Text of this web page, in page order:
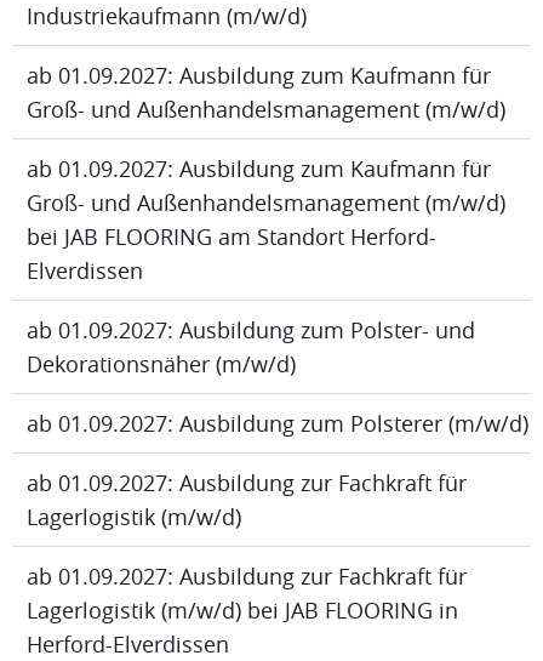
Industriekaufmann (m/w/d)
ab 01.09.2027: Ausbildung zum Kaufmann für
Groß- und Außenhandelsmanagement (m/w/d)
ab 01.09.2027: Ausbildung zum Kaufmann für
Groß- und Außenhandelsmanagement (m/w/d)
bei JAB FLOORING am Standort Herford-
Elverdissen
ab 01.09.2027: Ausbildung zum Polster- und
Dekorationsnäher (m/w/d)
ab 01.09.2027: Ausbildung zum Polsterer (m/w/d)
ab 01.09.2027: Ausbildung zur Fachkraft für
Lagerlogistik (m/w/d)
ab 01.09.2027: Ausbildung zur Fachkraft für
Lagerlogistik (m/w/d) bei JAB FLOORING in
Herford-Elverdissen